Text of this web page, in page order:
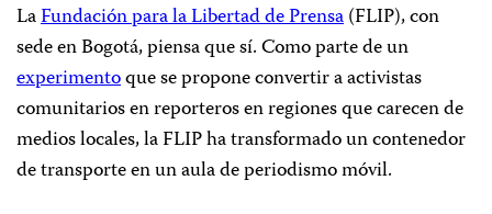
LaFundación para la Libertad de Prensa(FLIP), con
sede en Bogotá, piensa que sí. Como parte de un
experimentoque se propone convertir a activistas
comunitarios en reporteros en regiones que carecen de
medios locales, la FLIP ha transformado un contenedor
de transporte en un aula de periodismo móvil.